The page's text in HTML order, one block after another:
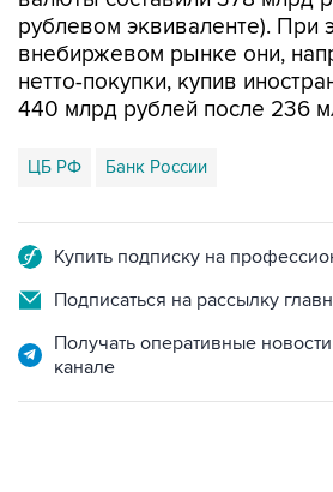
нетто-покупки, купив
440 млрд рублей после 236
ЦБ РФ Банк России
Подписаться на рассылку
Получать оперативные